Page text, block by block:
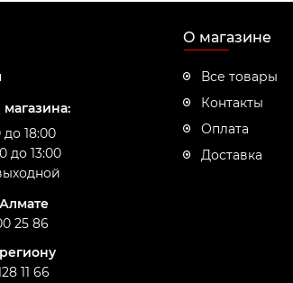
18:00
до 13:00
25 86
11 66
О магазине
Все товары
Контакты
Оплата
Доставка